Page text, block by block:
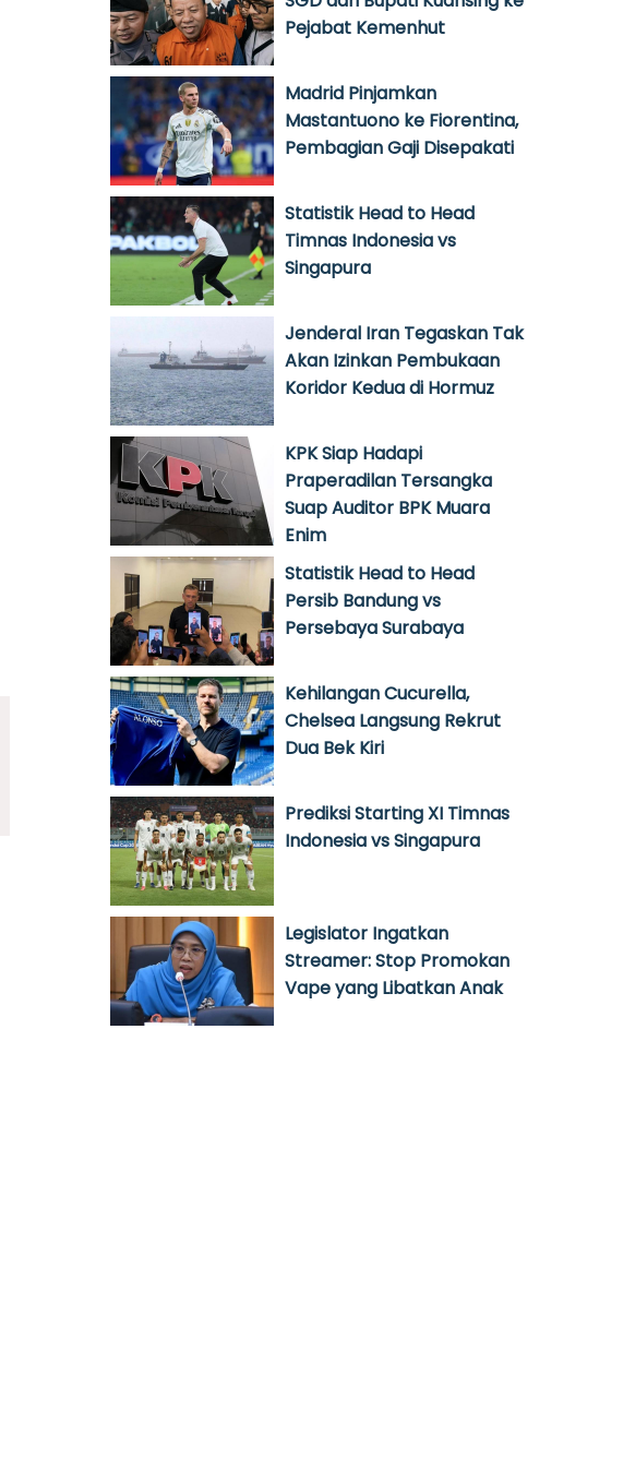
Pejabat Kemenhut
Madrid Pinjamkan
Mastantuono ke Fiorentina,
Pembagian Gaji Disepakati
Statistik Head to Head
Timnas Indonesia vs
Singapura
Jenderal Iran Tegaskan Tak
Akan Izinkan Pembukaan
Koridor Kedua di Hormuz
KPK Siap Hadapi
Praperadilan Tersangka
Suap Auditor BPK Muara
Enim
Statistik Head to Head
Persib Bandung vs
Persebaya Surabaya
Kehilangan Cucurella,
Chelsea Langsung Rekrut
Dua Bek Kiri
Prediksi Starting XI Timnas
Indonesia vs Singapura
Legislator Ingatkan
Streamer: Stop Promokan
Vape yang Libatkan Anak